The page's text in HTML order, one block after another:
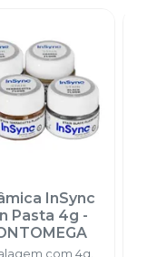
InSync
Pasta 4g -
com 4g.